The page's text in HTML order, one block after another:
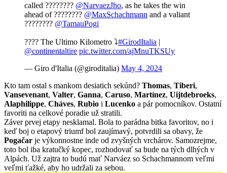
called ???????? @NarvaezJho, as he takes the win
ahead of ???????? @MaxSchachmann and a valiant
???????? @TamauPogi
???? The Ultimo Kilometro ⤵️#GirodItalia |
@continentaltire pic.twitter.com/ajMnuTKSUy
— Giro d'Italia (@giroditalia) May 4, 2024
Kto tam ostal s mankom desiatich sekúnd? Thomas, Tiberi,
Vansevenant, Valter, Ganna, Caruso, Martínez, Uijtdebroeks,
Alaphilippe, Cháves, Rubio i Lucenko a pár pomocníkov. Ostatní
favoriti na celkové poradie už stratili.
Záver prvej etapy nesklamal. Bola to parádna bitka favoritov, no i
keď boj o etapový triumf bol zaujímavý, potvrdili sa obavy, že
Pogačar je výkonnostne inde od zvyšných vrchárov. Samozrejme,
toto bol iba kratučký kopec, rozhodovať sa bude na tých dlhých v
Alpách. Už zajtra to budú mať Narváez so Schachmannom veľmi
veľmi ťažké, aby ho udržali za sebou.